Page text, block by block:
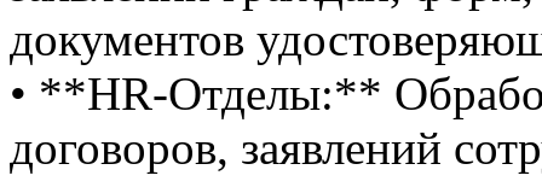
документов
• **HR-Отделы:**
договоров, заявлений